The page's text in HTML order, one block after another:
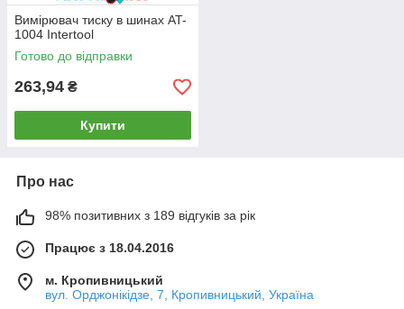
Вимірювач тиску в шинах AT-
1004 Intertool
Готово до відправки
263,94 ₴
Купити
Про нас
98% позитивних з 189 відгуків за рік
Працює з 18.04.2016
м. Кропивницький
вул. Орджонікідзе, 7, Кропивницький, Україна